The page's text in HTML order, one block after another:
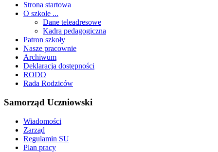
Strona startowa
O szkole ...
Dane teleadresowe
Kadra pedagogiczna
Patron szkoły
Nasze pracownie
Archiwum
Deklaracja dostępności
RODO
Rada Rodziców
Samorząd Uczniowski
Wiadomości
Zarząd
Regulamin SU
Plan pracy